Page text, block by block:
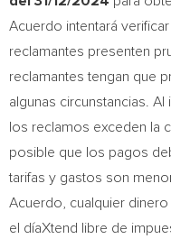
Acuerdo intentará
reclamantes presenten
reclamantes tengan que
algunas circunstancias.
los reclamos exceden la
posible que los pagos
tarifas y gastos son
Acuerdo, cualquier
el díaXtend libre de